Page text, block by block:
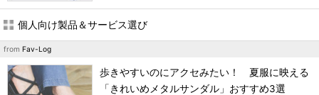
個人向け製品＆サービス選び
from Fav-Log
歩きやすいのにアクセみたい！ 夏服に映える
「きれいめメタルサンダル」おすすめ3選